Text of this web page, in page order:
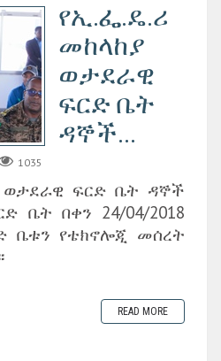
የኢ.ፌ.ዴ.ሪ
መከላከያ
ወታደራዊ
ፍርድ ቤት
ዳኞች...
1035
ወታደራዊ ፍርድ ቤት ዳኞች
ቤት በቀን 24/04/2018
ቤቱን የቴክኖሎጂ መሰረት
READ MORE